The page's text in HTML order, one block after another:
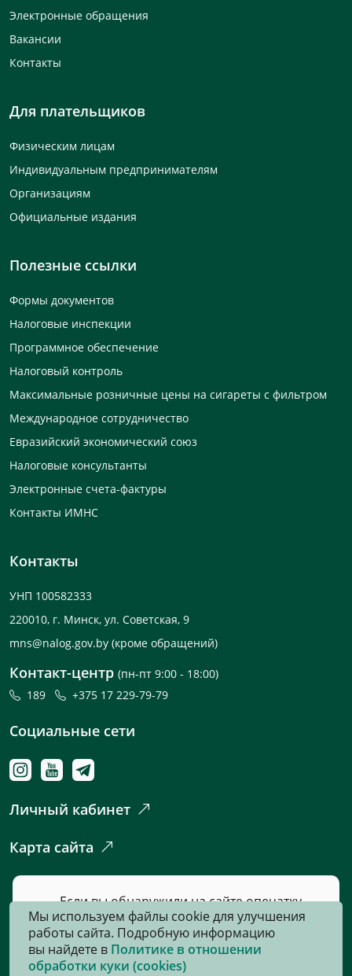
Электронные обращения
Вакансии
Контакты
Для плательщиков
Физическим лицам
Индивидуальным предпринимателям
Организациям
Официальные издания
Полезные ссылки
Формы документов
Налоговые инспекции
Программное обеспечение
Налоговый контроль
Максимальные розничные цены на сигареты с фильтром
Международное сотрудничество
Евразийский экономический союз
Налоговые консультанты
Электронные счета-фактуры
Контакты ИМНС
Контакты
УНП 100582333
220010, г. Минск, ул. Советская, 9
mns@nalog.gov.by (кроме обращений)
Контакт-центр (пн-пт 9:00 - 18:00)
189
+375 17 229-79-79
Социальные сети
Личный кабинет
Карта сайта
Если вы обнаружили на сайте опечатку
или неточность, пожалуйста, нажмите
сюдаи сообщите нам об этом.
Мы используем файлы cookie для улучшения
работы сайта. Подробную информацию
вы найдете в Политике в отношении
обработки куки (cookies)